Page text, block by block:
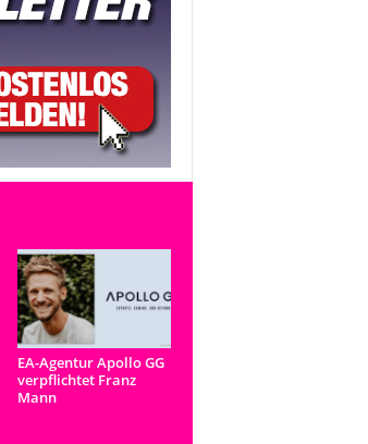
EA-Agentur Apollo GG
verpflichtet Franz
Mann